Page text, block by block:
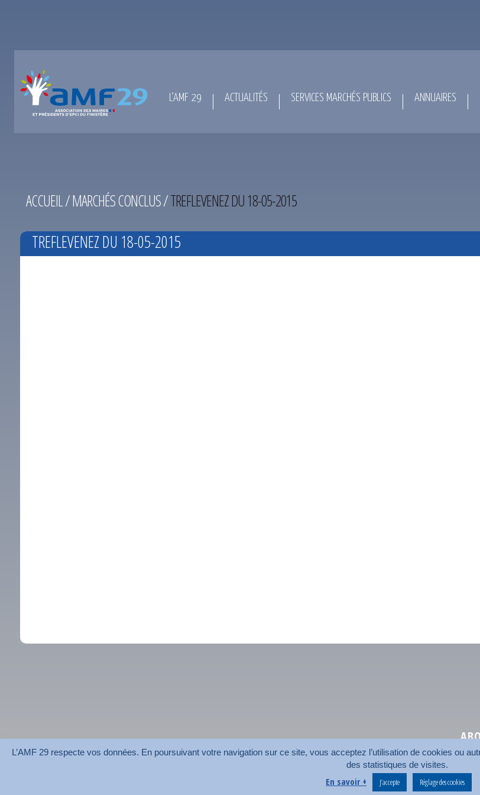
L’AMF 29 ACTUALITÉS SERVICES MARCHÉS PUBLICS ANNUAIRES
ACCUEIL/MARCHÉS CONCLUS/TREFLEVENEZ DU 18-05-2015
TREFLEVENEZ DU 18-05-2015
Plan du site
L’AMF 29 respecte vos données. En poursuivant votre navigation sur ce site, vous acceptez l’utilisation de cookies ou
des statistiques de visites.
En savoir + J’accepte Réglage des cookies